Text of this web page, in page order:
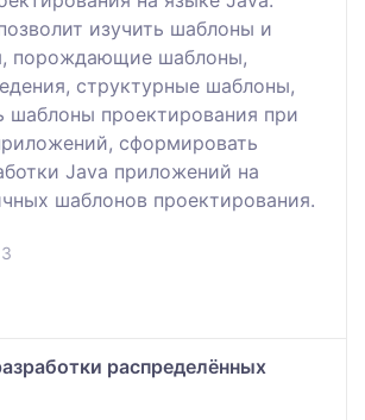
изучить шаблоны и
порождающие шаблоны,
структурные шаблоны,
шаблоны проектирования при
сформировать
Java приложений на
шаблонов проектирования.
распределённых